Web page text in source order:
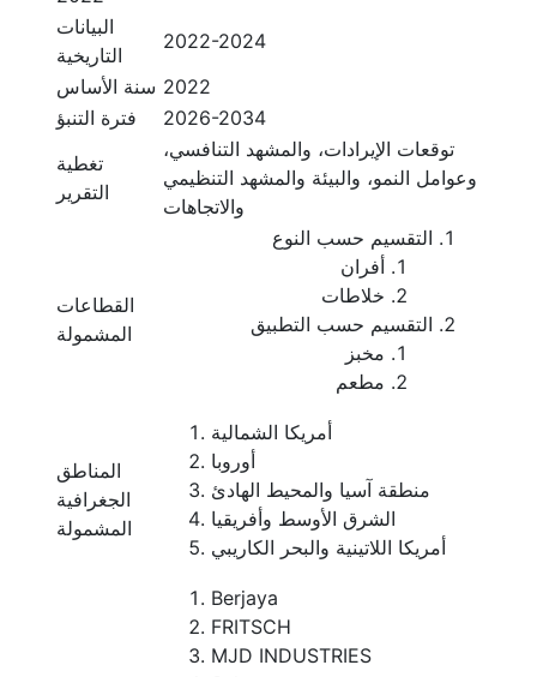
البيانات
التاريخية
2022-2024
سنة الأساس 2022
فترة التنبؤ
2026-2034
تغطية
التقرير
توقعات الإيرادات، والمشهد التنافسي،
وعوامل النمو، والبيئة والمشهد التنظيمي
والاتجاهات
القطاعات
المشمولة
التقسيم حسب النوع
أفران
خلاطات
التقسيم حسب التطبيق
مخبز
مطعم
المناطق
الجغرافية
المشمولة
أمريكا الشمالية
أوروبا
منطقة آسيا والمحيط الهادئ
الشرق الأوسط وأفريقيا
أمريكا اللاتينية والبحر الكاريبي
Berjaya
FRITSCH
MJD INDUSTRIES